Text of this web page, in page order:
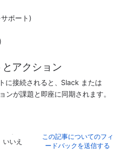
ポート)
アクション
に接続されると、Slack または
ンが課題と即座に同期されます。
いいえ
この記事についてのフィ
ードバックを送信する